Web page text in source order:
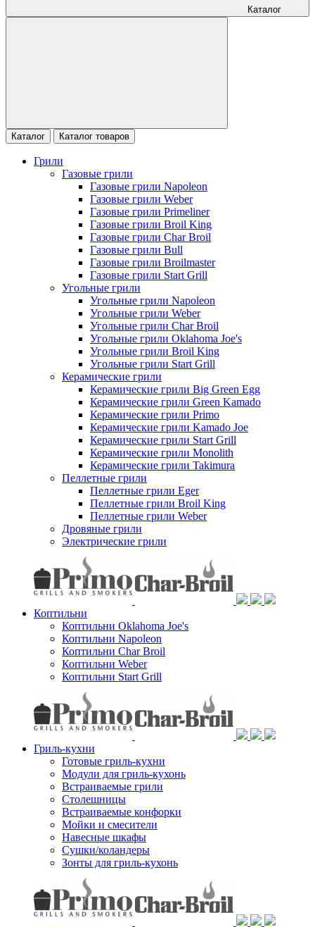
Каталог
Каталог Каталог товаров
Грили
Газовые грили
Газовые грили Napoleon
Газовые грили Weber
Газовые грили Primeliner
Газовые грили Broil King
Газовые грили Char Broil
Газовые грили Bull
Газовые грили Broilmaster
Газовые грили Start Grill
Угольные грили
Угольные грили Napoleon
Угольные грили Weber
Угольные грили Char Broil
Угольные грили Oklahoma Joe's
Угольные грили Broil King
Угольные грили Start Grill
Керамические грили
Керамические грили Big Green Egg
Керамические грили Green Kamado
Керамические грили Primo
Керамические грили Kamado Joe
Керамические грили Start Grill
Керамические грили Monolith
Керамические грили Takimura
Пеллетные грили
Пеллетные грили Eger
Пеллетные грили Broil King
Пеллетные грили Weber
Дровяные грили
Электрические грили
Коптильни
Коптильни Oklahoma Joe's
Коптильни Napoleon
Коптильни Char Broil
Коптильни Weber
Коптильни Start Grill
Гриль-кухни
Готовые гриль-кухни
Модули для гриль-кухонь
Встраиваемые грили
Столешницы
Встраиваемые конфорки
Мойки и смесители
Навесные шкафы
Сушки/коландеры
Зонты для гриль-кухонь